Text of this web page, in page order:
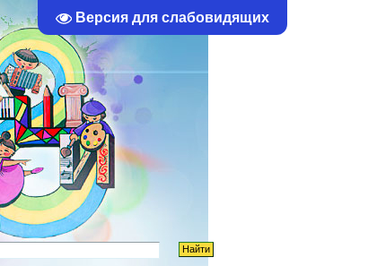
Версия для слабовидящих
Вы вошли как Гости